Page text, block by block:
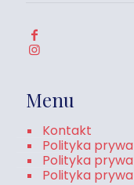
Menu
Kontakt
Polityka
Polityka
Polityka